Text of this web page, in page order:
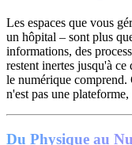
Les espaces que vous
un hôpital – sont plus
informations, des
restent inertes jusqu'à
le numérique comprend.
n'est pas une
Du Physique au